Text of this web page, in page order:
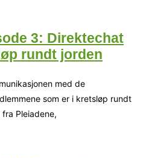
3: Direktechat
rundt jorden
med de
som er i kretsløp rundt
Pleiadene,